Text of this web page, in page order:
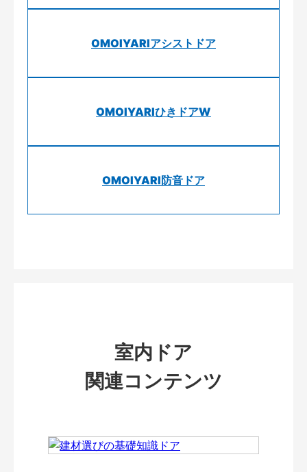
OMOIYARIアシストドア
OMOIYARIひきドアW
OMOIYARI防音ドア
室内ドア
関連コンテンツ